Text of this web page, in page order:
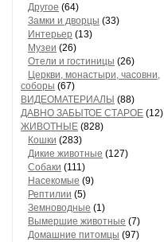
Другое (64)
Замки и дворцы (33)
Интерьер (13)
Музеи (26)
Отели и гостиницы (26)
Церкви, монастыри, часовни,
соборы (67)
ВИДЕОМАТЕРИАЛЫ (88)
ДАВНО ЗАБЫТОЕ СТАРОЕ (12)
ЖИВОТНЫЕ (828)
Кошки (283)
Дикие животные (127)
Собаки (111)
Насекомые (9)
Рептилии (5)
Земноводные (1)
Вымершие животные (7)
Домашние питомцы (97)